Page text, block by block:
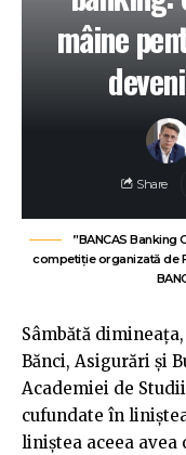
mâine
Share
”BANCAS Banking
competiție organizată de
Sâmbătă
Bănci, Asigurări și
Academiei de
cufundate în
liniștea aceea avea